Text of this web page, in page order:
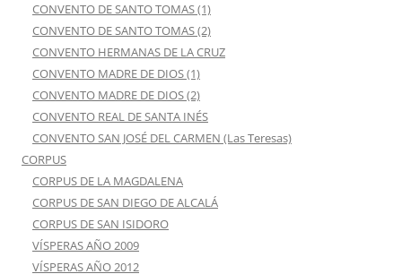
CONVENTO DE SANTO TOMAS (1)
CONVENTO DE SANTO TOMAS (2)
CONVENTO HERMANAS DE LA CRUZ
CONVENTO MADRE DE DIOS (1)
CONVENTO MADRE DE DIOS (2)
CONVENTO REAL DE SANTA INÉS
CONVENTO SAN JOSÉ DEL CARMEN (Las Teresas)
CORPUS
CORPUS DE LA MAGDALENA
CORPUS DE SAN DIEGO DE ALCALÁ
CORPUS DE SAN ISIDORO
VÍSPERAS AÑO 2009
VÍSPERAS AÑO 2012